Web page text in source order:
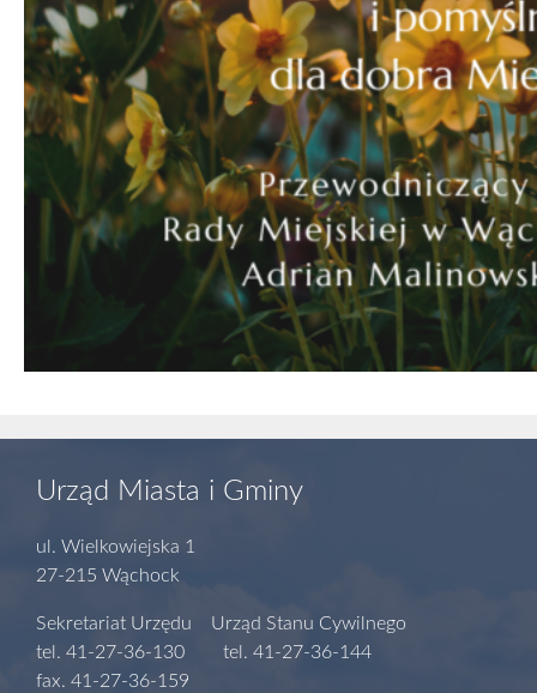
Urząd Miasta i Gminy
ul. Wielkowiejska 1
27-215 Wąchock
Sekretariat Urzędu Urząd Stanu Cywilnego
tel. 41-27-36-130 tel. 41-27-36-144
fax. 41-27-36-159